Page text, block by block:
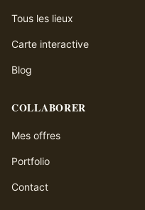
Tous les lieux
Carte interactive
Blog
COLLABORER
Mes offres
Portfolio
Contact